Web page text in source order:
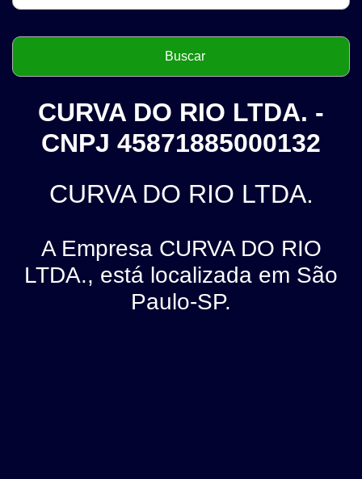
CURVA DO RIO LTDA. -
CNPJ 45871885000132
CURVA DO RIO LTDA.
A Empresa CURVA DO RIO
LTDA., está localizada em São
Paulo-SP.